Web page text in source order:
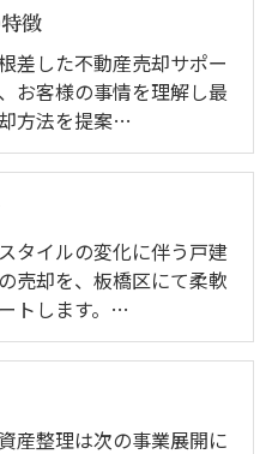
徴
差した不動産売却サポー
お客様の事情を理解し最
方法を提案…
タイルの変化に伴う戸建
売却を、板橋区にて柔軟
トします。…
産整理は次の事業展開に